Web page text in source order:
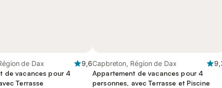
de Dax
9,6
de vacances pour 4
Terrasse
Capbreton, Région de Dax
Appartement de vacances pour 4
personnes, avec Terrasse et Piscine